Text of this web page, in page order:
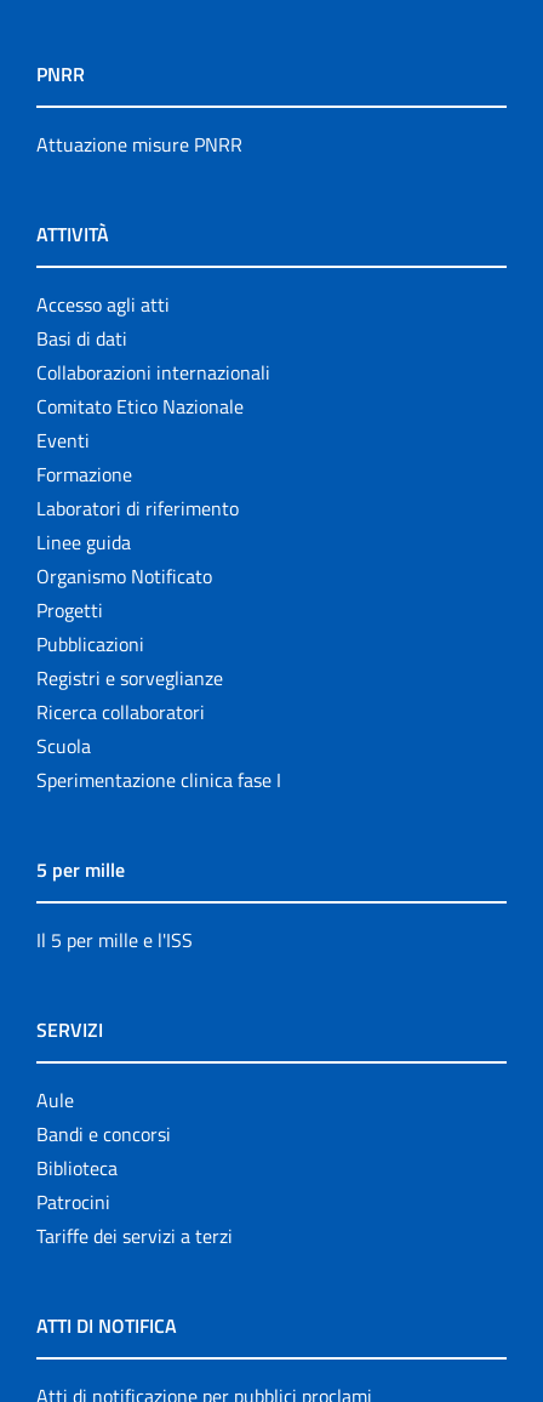
PNRR
Attuazione misure PNRR
ATTIVITÀ
Accesso agli atti
Basi di dati
Collaborazioni internazionali
Comitato Etico Nazionale
Eventi
Formazione
Laboratori di riferimento
Linee guida
Organismo Notificato
Progetti
Pubblicazioni
Registri e sorveglianze
Ricerca collaboratori
Scuola
Sperimentazione clinica fase I
5 per mille
Il 5 per mille e l'ISS
SERVIZI
Aule
Bandi e concorsi
Biblioteca
Patrocini
Tariffe dei servizi a terzi
ATTI DI NOTIFICA
Atti di notificazione per pubblici proclami